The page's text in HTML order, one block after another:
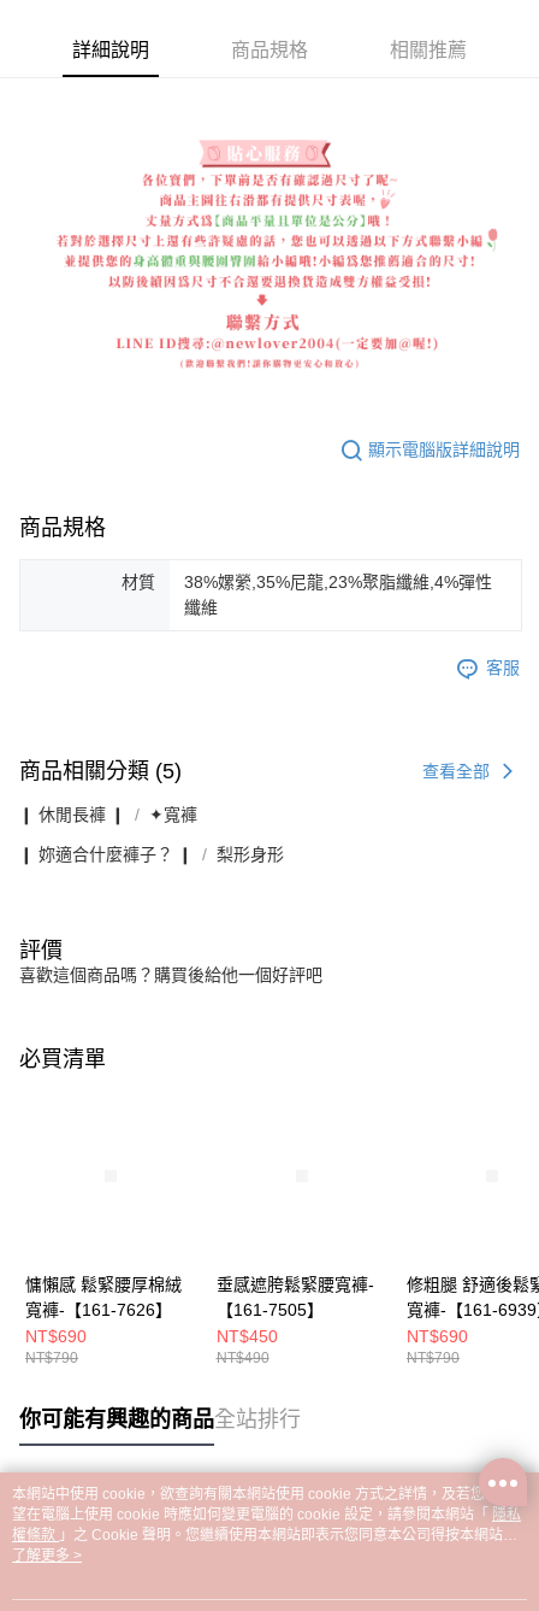
詳細說明 商品規格 相關推薦
顯示電腦版詳細說明
商品規格
材質
38%嫘縈,35%尼龍,23%聚脂纖維,4%彈性
纖維
客服
商品相關分類 (5) 查看全部
❙ 休閒長褲 ❙ ✦寬褲
❙ 妳適合什麼褲子？ ❙ 梨形身形
評價
喜歡這個商品嗎？購買後給他一個好評吧
必買清單
慵懶感 鬆緊腰厚棉絨
寬褲-【161-7626】
NT$690
NT$790
垂感遮胯鬆緊腰寬褲-
【161-7505】
NT$450
NT$490
修粗腿 舒適後鬆
寬褲-【161-
NT$690
NT$790
你可能有興趣的商品全站排行
熱門標籤
本網站中使用 cookie，欲查詢有關本網站使用 cookie 方式之詳情，及若您不希
望在電腦上使用 cookie 時應如何變更電腦的 cookie 設定，請參閱本網站「 隱私
權條款 」之 Cookie 聲明。您繼續使用本網站即表示您同意本公司得按本網站使
用條款之 Cookie 聲明使用 cookie。
了解更多 >